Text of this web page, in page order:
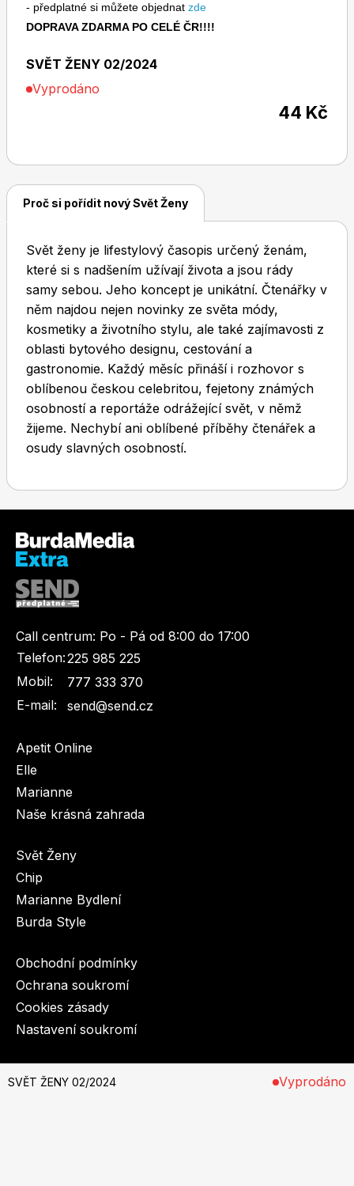
Sudoku a křížovky
Dětské časopisy
Burda Best of
Toprecepty.cz
SVĚT ŽENY 02/2024 Vyprodáno
odrážející svět, v němž žijeme. Nechybí ani oblíbené
příběhy čtenářek a osudy slavných osobností.
- předplatné si můžete objednat zde
DOPRAVA ZDARMA PO CELÉ ČR!!!!
SVĚT ŽENY 02/2024
Vyprodáno
44 Kč
Proč si pořídit nový Svět Ženy
Svět ženy je lifestylový časopis určený ženám,
které si s nadšením užívají života a jsou rády
samy sebou. Jeho koncept je unikátní. Čtenářky v
něm najdou nejen novinky ze světa módy,
kosmetiky a životního stylu, ale také zajímavosti z
oblasti bytového designu, cestování a
gastronomie. Každý měsíc přináší i rozhovor s
oblíbenou českou celebritou, fejetony známých
osobností a reportáže odrážející svět, v němž
žijeme. Nechybí ani oblíbené příběhy čtenářek a
osudy slavných osobností.
Call centrum: Po - Pá od 8:00 do 17:00
Telefon:225 985 225
Mobil:
777 333 370
E-mail:
send@send.cz
Apetit Online
Elle
Marianne
Naše krásná zahrada
Svět Ženy
Chip
Marianne Bydlení
Burda Style
Obchodní podmínky
Ochrana soukromí
Cookies zásady
Nastavení soukromí
© 2003-2026 BurdaMedia Extra s.r.o.